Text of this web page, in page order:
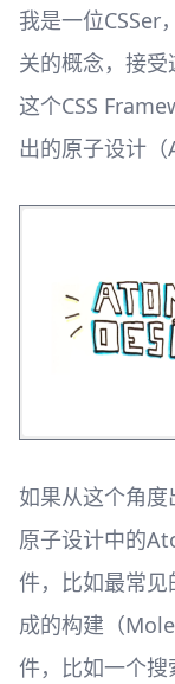
我是一位CSSer
关的概念，接
这个CSS
出的原子设计
如果从这个角
原子设计中的
件，比如最常
成的构建（
件，比如一个搜